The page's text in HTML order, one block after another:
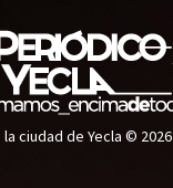
ciudad de Yecla © 2026